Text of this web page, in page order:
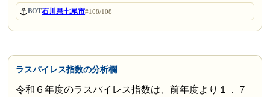
⚓BOT石川県七尾市#108/108
ラスパイレス指数の分析欄
令和６年度のラスパイレス指数は、前年度より１．７